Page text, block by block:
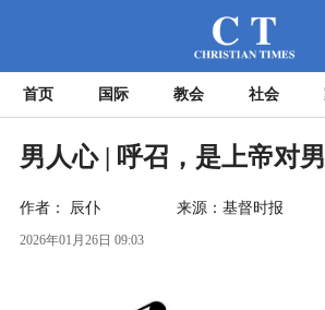
首页 国际 教会 社会
男人心 | 呼召，是上帝对
作者： 辰仆 来源：基督时报
2026年01月26日 09:03